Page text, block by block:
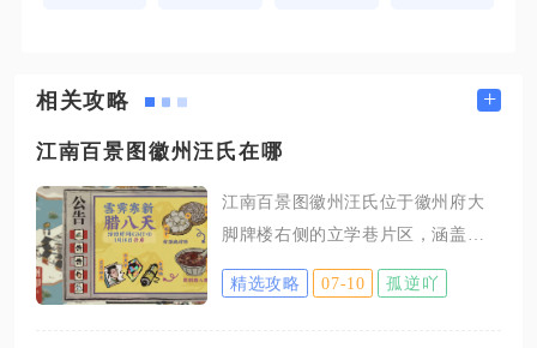
相关攻略 +
江南百景图徽州汪氏在哪
江南百景图徽州汪氏位于徽州府大
脚牌楼右侧的立学巷片区，涵盖立
学巷、慎独巷、斗山巷、明德巷、
仁里巷连片地块，解锁前置为徽州
精选攻略 07-10 孤逆吖